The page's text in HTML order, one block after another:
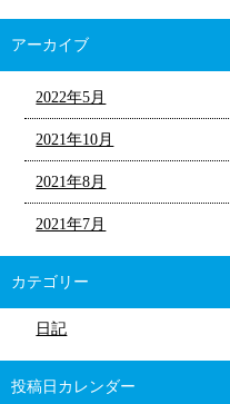
アーカイブ
2022年5月
2021年10月
2021年8月
2021年7月
カテゴリー
日記
投稿日カレンダー